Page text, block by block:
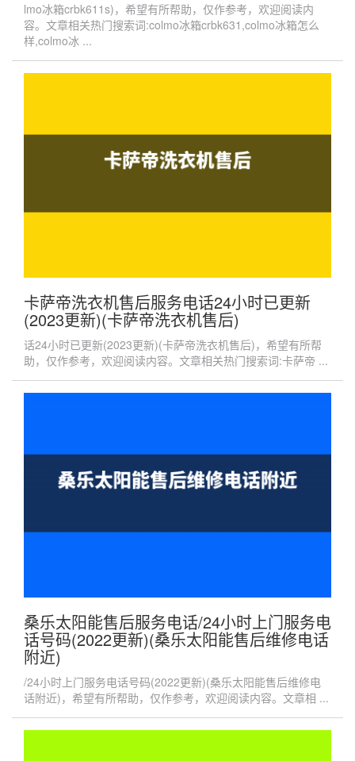
lmo冰箱crbk611s)，希望有所帮助，仅作参考，欢迎阅读内
容。文章相关热门搜索词:colmo冰箱crbk631,colmo冰箱怎么
样,colmo冰 ...
卡萨帝洗衣机售后服务电话24小时已更新
(2023更新)(卡萨帝洗衣机售后)
话24小时已更新(2023更新)(卡萨帝洗衣机售后)，希望有所帮
助，仅作参考，欢迎阅读内容。文章相关热门搜索词:卡萨帝 ...
桑乐太阳能售后服务电话/24小时上门服务电
话号码(2022更新)(桑乐太阳能售后维修电话
附近)
/24小时上门服务电话号码(2022更新)(桑乐太阳能售后维修电
话附近)，希望有所帮助，仅作参考，欢迎阅读内容。文章相 ...